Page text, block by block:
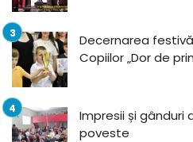
Decernarea
Copiilor „Dor de
Impresii și gânduri
poveste